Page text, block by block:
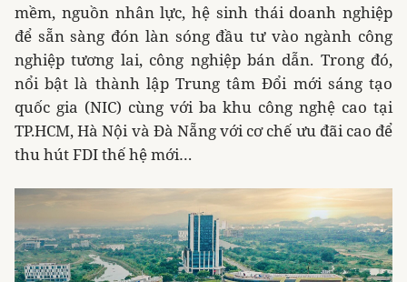
mềm, nguồn nhân lực, hệ sinh thái doanh nghiệp
để sẵn sàng đón làn sóng đầu tư vào ngành công
nghiệp tương lai, công nghiệp bán dẫn. Trong đó,
nổi bật là thành lập Trung tâm Ðổi mới sáng tạo
quốc gia (NIC) cùng với ba khu công nghệ cao tại
TP.HCM, Hà Nội và Ðà Nẵng với cơ chế ưu đãi cao để
thu hút FDI thế hệ mới…